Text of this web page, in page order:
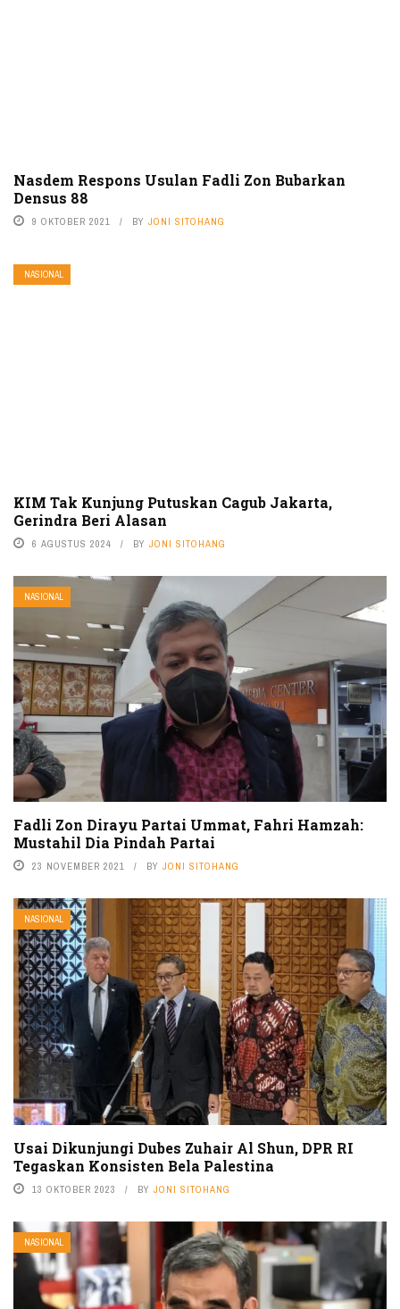
Nasdem Respons Usulan Fadli Zon Bubarkan
Densus 88
9 OKTOBER 2021 BY JONI SITOHANG
NASIONAL
KIM Tak Kunjung Putuskan Cagub Jakarta,
Gerindra Beri Alasan
6 AGUSTUS 2024 BY JONI SITOHANG
NASIONAL
Fadli Zon Dirayu Partai Ummat, Fahri Hamzah:
Mustahil Dia Pindah Partai
23 NOVEMBER 2021 BY JONI SITOHANG
NASIONAL
Usai Dikunjungi Dubes Zuhair Al Shun, DPR RI
Tegaskan Konsisten Bela Palestina
13 OKTOBER 2023 BY JONI SITOHANG
NASIONAL